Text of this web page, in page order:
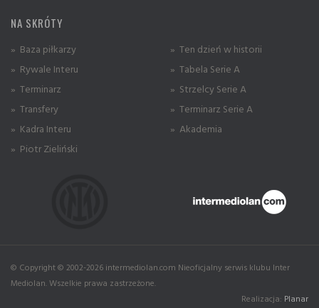
NA SKRÓTY
» Baza piłkarzy
» Rywale Interu
» Terminarz
» Transfery
» Kadra Interu
» Piotr Zieliński
» Ten dzień w historii
» Tabela Serie A
» Strzelcy Serie A
» Terminarz Serie A
» Akademia
© Copyright © 2002-2026 intermediolan.com Nieoficjalny serwis klubu Inter
Mediolan. Wszelkie prawa zastrzeżone.
Realizacja: Planar